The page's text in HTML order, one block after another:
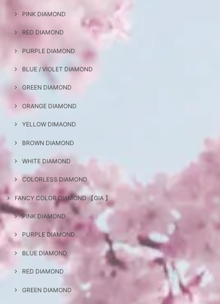
PINK DIAMOND
RED DIAMOND
PURPLE DIAMOND
BLUE / VIOLET DIAMOND
GREEN DIAMOND
ORANGE DIAMOND
YELLOW DIMAOND
BROWN DIAMOND
WHITE DIAMOND
COLORLESS DIAMOND
FANCY COLOR DIAMOND 【GIA 】
PINK DIAMOND
PURPLE DIAMOND
BLUE DIAMOND
RED DIAMOND
GREEN DIAMOND